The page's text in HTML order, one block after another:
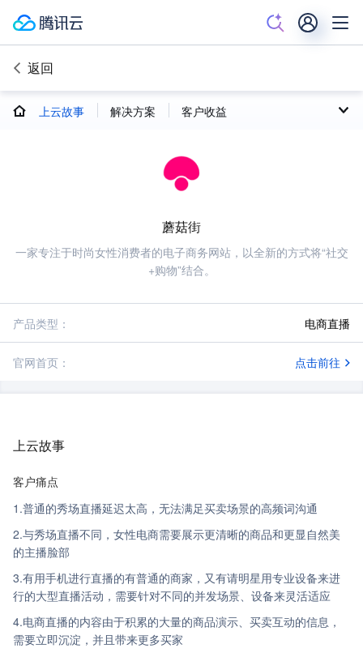
返回
上云故事 解决方案 客户收益
蘑菇街
产品类型 ： 电商直播
官网首页： 点击前往
一家专注于时尚女性消费者的电子商务网站，以全新的方式将“社交
+购物”结合。
上云故事
客户痛点
1.普通的秀场直播延迟太高，无法满足买卖场景的高频词沟通
2.与秀场直播不同，女性电商需要展示更清晰的商品和更显自然美
的主播脸部
3.有用手机进行直播的有普通的商家，又有请明星用专业设备来进
行的大型直播活动，需要针对不同的并发场景、设备来灵活适应
4.电商直播的内容由于积累的大量的商品演示、买卖互动的信息，
需要立即沉淀，并且带来更多买家